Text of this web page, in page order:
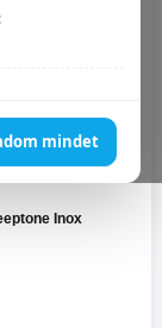
mindet
Inox